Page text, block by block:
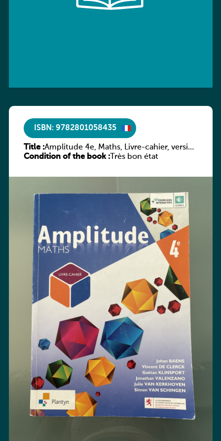
ISBN: 9782801058435
Title :Amplitude 4e, Maths, Livre-cahier, version
luxembourgeoise
Condition of the book :Très bon état